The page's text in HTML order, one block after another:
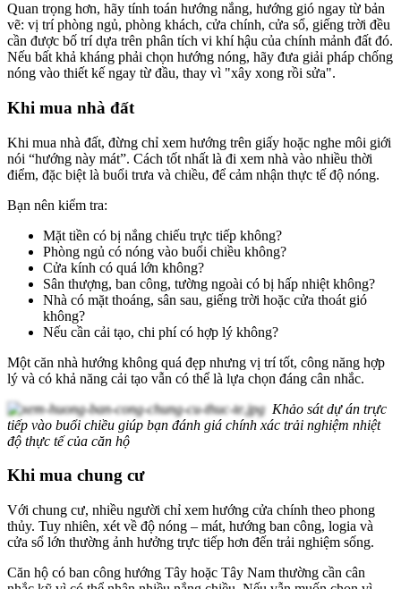
Quan trọng hơn, hãy tính toán hướng nắng, hướng gió ngay từ bản
vẽ: vị trí phòng ngủ, phòng khách, cửa chính, cửa sổ, giếng trời đều
cần được bố trí dựa trên phân tích vi khí hậu của chính mảnh đất đó.
Nếu bất khả kháng phải chọn hướng nóng, hãy đưa giải pháp chống
nóng vào thiết kế ngay từ đầu, thay vì "xây xong rồi sửa".
Khi mua nhà đất
Khi mua nhà đất, đừng chỉ xem hướng trên giấy hoặc nghe môi giới
nói “hướng này mát”. Cách tốt nhất là đi xem nhà vào nhiều thời
điểm, đặc biệt là buổi trưa và chiều, để cảm nhận thực tế độ nóng.
Bạn nên kiểm tra:
Mặt tiền có bị nắng chiếu trực tiếp không?
Phòng ngủ có nóng vào buổi chiều không?
Cửa kính có quá lớn không?
Sân thượng, ban công, tường ngoài có bị hấp nhiệt không?
Nhà có mặt thoáng, sân sau, giếng trời hoặc cửa thoát gió
không?
Nếu cần cải tạo, chi phí có hợp lý không?
Một căn nhà hướng không quá đẹp nhưng vị trí tốt, công năng hợp
lý và có khả năng cải tạo vẫn có thể là lựa chọn đáng cân nhắc.
Khảo sát dự án trực
tiếp vào buổi chiều giúp bạn đánh giá chính xác trải nghiệm nhiệt
độ thực tế của căn hộ
Khi mua chung cư
Với chung cư, nhiều người chỉ xem hướng cửa chính theo phong
thủy. Tuy nhiên, xét về độ nóng – mát, hướng ban công, logia và
cửa sổ lớn thường ảnh hưởng trực tiếp hơn đến trải nghiệm sống.
Căn hộ có ban công hướng Tây hoặc Tây Nam thường cần cân